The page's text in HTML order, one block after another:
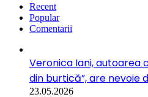
Recent
Popular
Comentarii
Veronica Iani, autoarea
din burtică”, are nevoie
23.05.2026